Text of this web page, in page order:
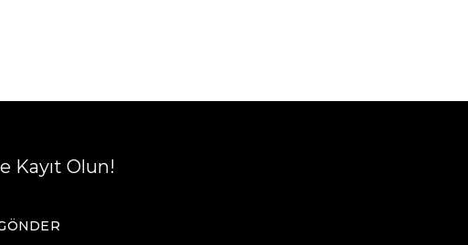
Kayıt Olun!